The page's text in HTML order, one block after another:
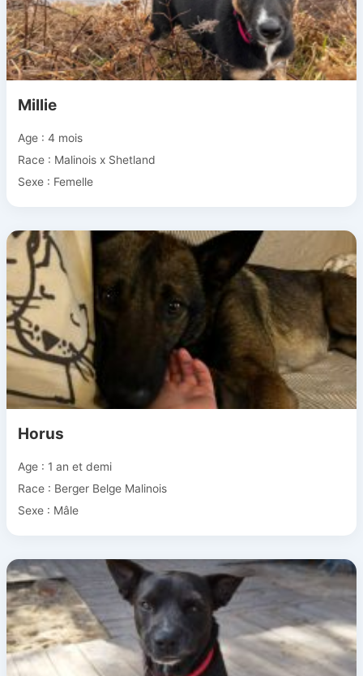
Millie
Age : 4 mois
Race : Malinois x Shetland
Sexe : Femelle
Horus
Age : 1 an et demi
Race : Berger Belge Malinois
Sexe : Mâle